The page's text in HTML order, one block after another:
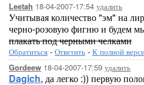
Leetah 18-04-2007-17:54 удалить
Учитывая количество "эм" на
черно-розовую фигню и будем
плакать под черными челками
Обратиться - Ответить - К полной
Gordeew 18-04-2007-17:59 удалить
Dagich, да легко :)) первую